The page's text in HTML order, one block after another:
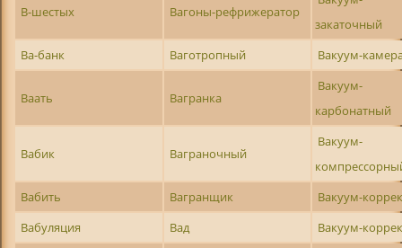
В-шестых Вагоны-рефрижератор
закаточный
Ва-банк
Ваготропный Вакуум-
Ваать Вагранка
Вакуум-
карбонатный
Вабик Ваграночный
Вакуум-
Вабить
Вагранщик
Вакуум-
Вабуляция
Вад
Вакуум-